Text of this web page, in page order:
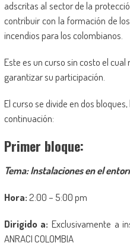
adscritas al sector de la
contribuir con la formación de
incendios para los colombianos.
Este es un curso sin costo el
garantizar su participación.
El curso se divide en dos
continuación:
Primer bloque:
Tema: Instalaciones en el
Hora:2:00 – 5:00 pm
Dirigido a: Exclusivamente a
ANRACI COLOMBIA